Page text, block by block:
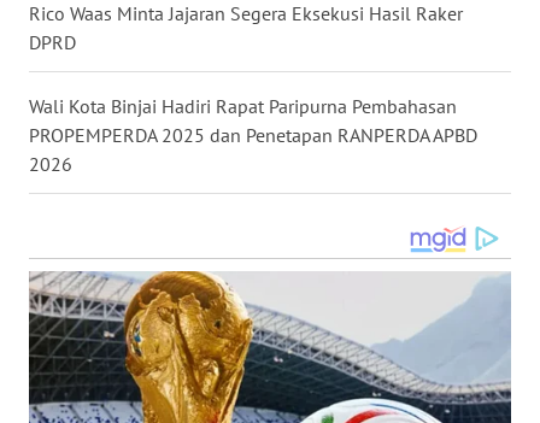
Rico Waas Minta Jajaran Segera Eksekusi Hasil Raker
DPRD
Wali Kota Binjai Hadiri Rapat Paripurna Pembahasan
PROPEMPERDA 2025 dan Penetapan RANPERDA APBD
2026
WN
MALUKU
WN
MALUT
WN
WN
DANAU
TOBA
WN